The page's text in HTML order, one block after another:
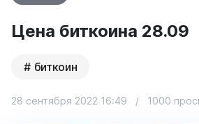
Цена биткоина 28.09
биткоин
28 сентября 2022 16:49 / 1000